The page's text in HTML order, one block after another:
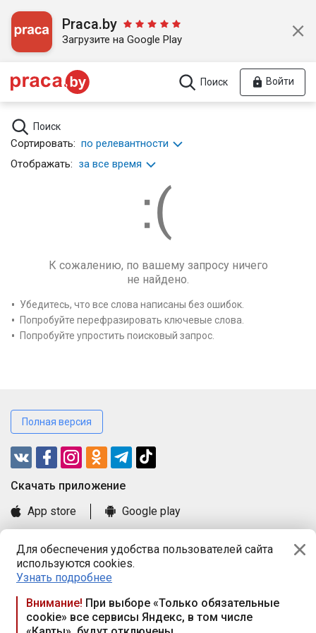
Для обеспечения удобства пользователей сайта
используются cookies.
Узнать подробнее
Внимание! При выборе «Только обязательные
cookie» все сервисы Яндекс, в том числе
Praca.by
Загрузите на Google Play
Поиск Войти
Поиск
Сортировать: по релевантности
Отображать: за все время
К сожалению, по вашему запросу ничего
не найдено.
Убедитесь, что все слова написаны без ошибок.
Попробуйте перефразировать ключевые слова.
Попробуйте упростить поисковый запрос.
Полная версия
Cкачать приложение
App store
Google play
Книга замечаний и предложений
Правила и документы
Praca.by © 2000—2026, ООО «ПРАЦА БАЙ»
Республика Беларусь, 220114, г. Минск, пр-т Независимости
117а, пом. № 9.